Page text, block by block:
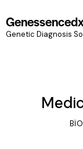
Genetic Diagnosis